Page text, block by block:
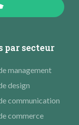
par secteur
management
design
communication
commerce